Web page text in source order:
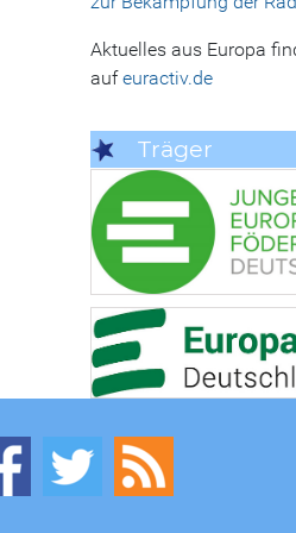
Aktuelles aus Europa
aufeuractiv.de
Träger